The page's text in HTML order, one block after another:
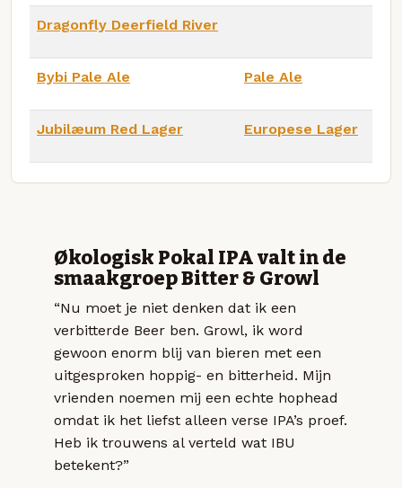
Dragonfly Deerfield River
Bybi Pale Ale Pale Ale
Jubilæum Red Lager Europese Lager
Økologisk Pokal IPA valt in de
smaakgroep Bitter & Growl
“Nu moet je niet denken dat ik een
verbitterde Beer ben. Growl, ik word
gewoon enorm blij van bieren met een
uitgesproken hoppig- en bitterheid. Mijn
vrienden noemen mij een echte hophead
omdat ik het liefst alleen verse IPA’s proef.
Heb ik trouwens al verteld wat IBU
betekent?”